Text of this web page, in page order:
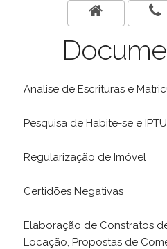
Analise de Escrituras e
Pesquisa de Habite-se e IPTU
Regularização de Imóvel
Certidões Negativas
Elaboração de Constratos
Locação, Propostas de